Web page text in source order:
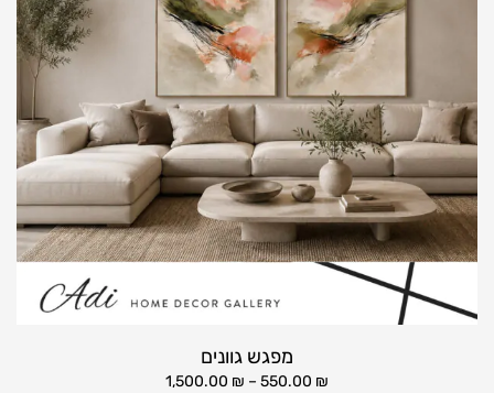
מפגש גוונים
550.00 ₪
–
1,500.00 ₪